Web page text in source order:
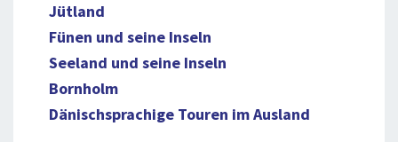
Jütland
Fünen und seine Inseln
Seeland und seine Inseln
Bornholm
Dänischsprachige Touren im Ausland